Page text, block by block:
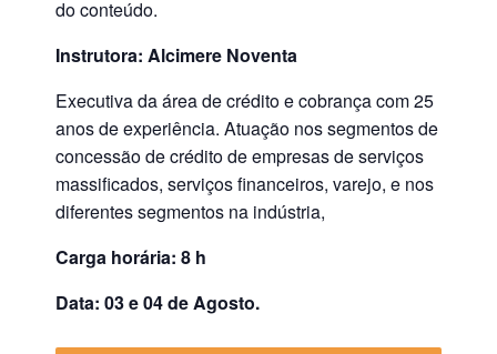
do conteúdo.
Instrutora: Alcimere Noventa
Executiva da área de crédito e cobrança com 25
anos de experiência. Atuação nos segmentos de
concessão de crédito de empresas de serviços
massificados, serviços financeiros, varejo, e nos
diferentes segmentos na indústria,
Carga horária: 8 h
Data: 03 e 04 de Agosto.